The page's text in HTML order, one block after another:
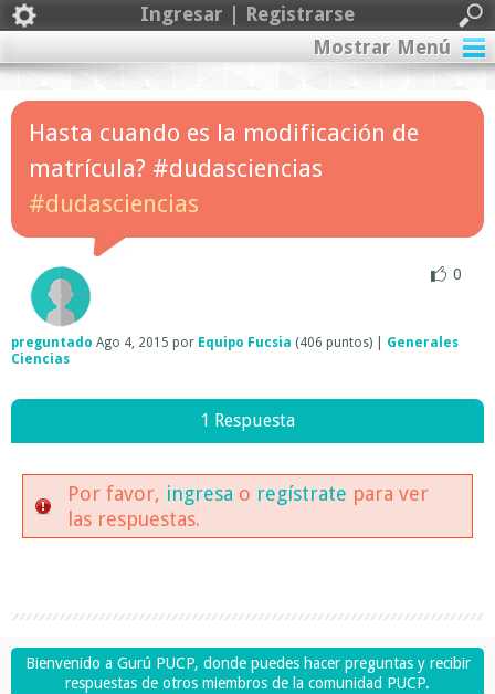
Ingresar | Registrarse
Mostrar Menú
Hasta cuando es la modificación de
matrícula? #dudasciencias
#dudasciencias
0
preguntado Ago 4, 2015 por Equipo Fucsia (406 puntos)
Generales
Ciencias
1 Respuesta
Por favor, ingresa o regístrate para ver
las respuestas.
Bienvenido a Gurú PUCP, donde puedes hacer preguntas y recibir
respuestas de otros miembros de la comunidad PUCP.